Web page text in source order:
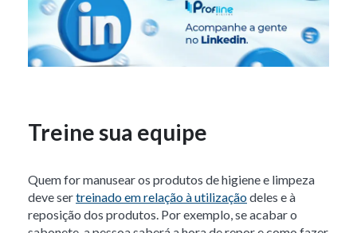
Treine sua equipe
Quem for manusear os produtos de higiene e limpeza
deve sertreinado em relação à utilizaçãodeles e à
reposição dos produtos. Por exemplo, se acabar o